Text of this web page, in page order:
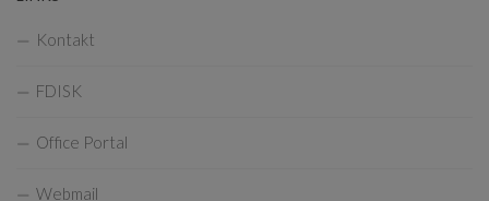
Kontakt
FDISK
Office Portal
Webmail